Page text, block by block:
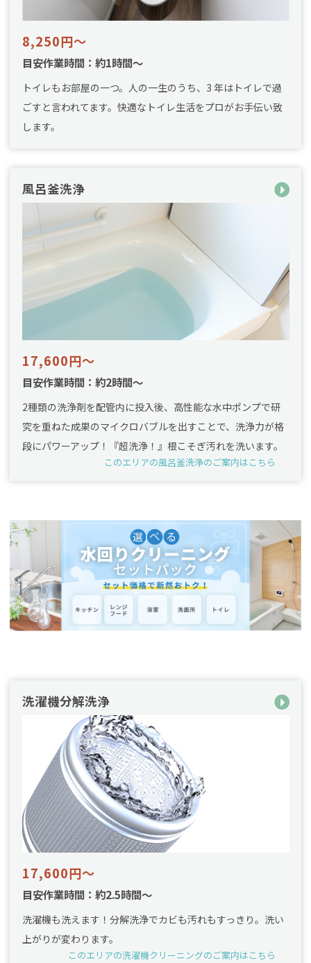
8,250円～
目安作業時間：約1時間～
トイレもお部屋の一つ。人の一生のうち、3 年はトイレで過
ごすと言われてます。快適なトイレ生活をプロがお手伝い致
します。
風呂釜洗浄
17,600円～
目安作業時間：約2時間～
2種類の洗浄剤を配管内に投入後、高性能な水中ポンプで研
究を重ねた成果のマイクロバブルを出すことで、洗浄力が格
段にパワーアップ！『超洗浄！』根こそぎ汚れを洗います。
このエリアの風呂釜洗浄のご案内はこちら
洗濯機分解洗浄
17,600円～
目安作業時間：約2.5時間～
洗濯機も洗えます！分解洗浄でカビも汚れもすっきり。洗い
上がりが変わります。
このエリアの洗濯機クリーニングのご案内はこちら